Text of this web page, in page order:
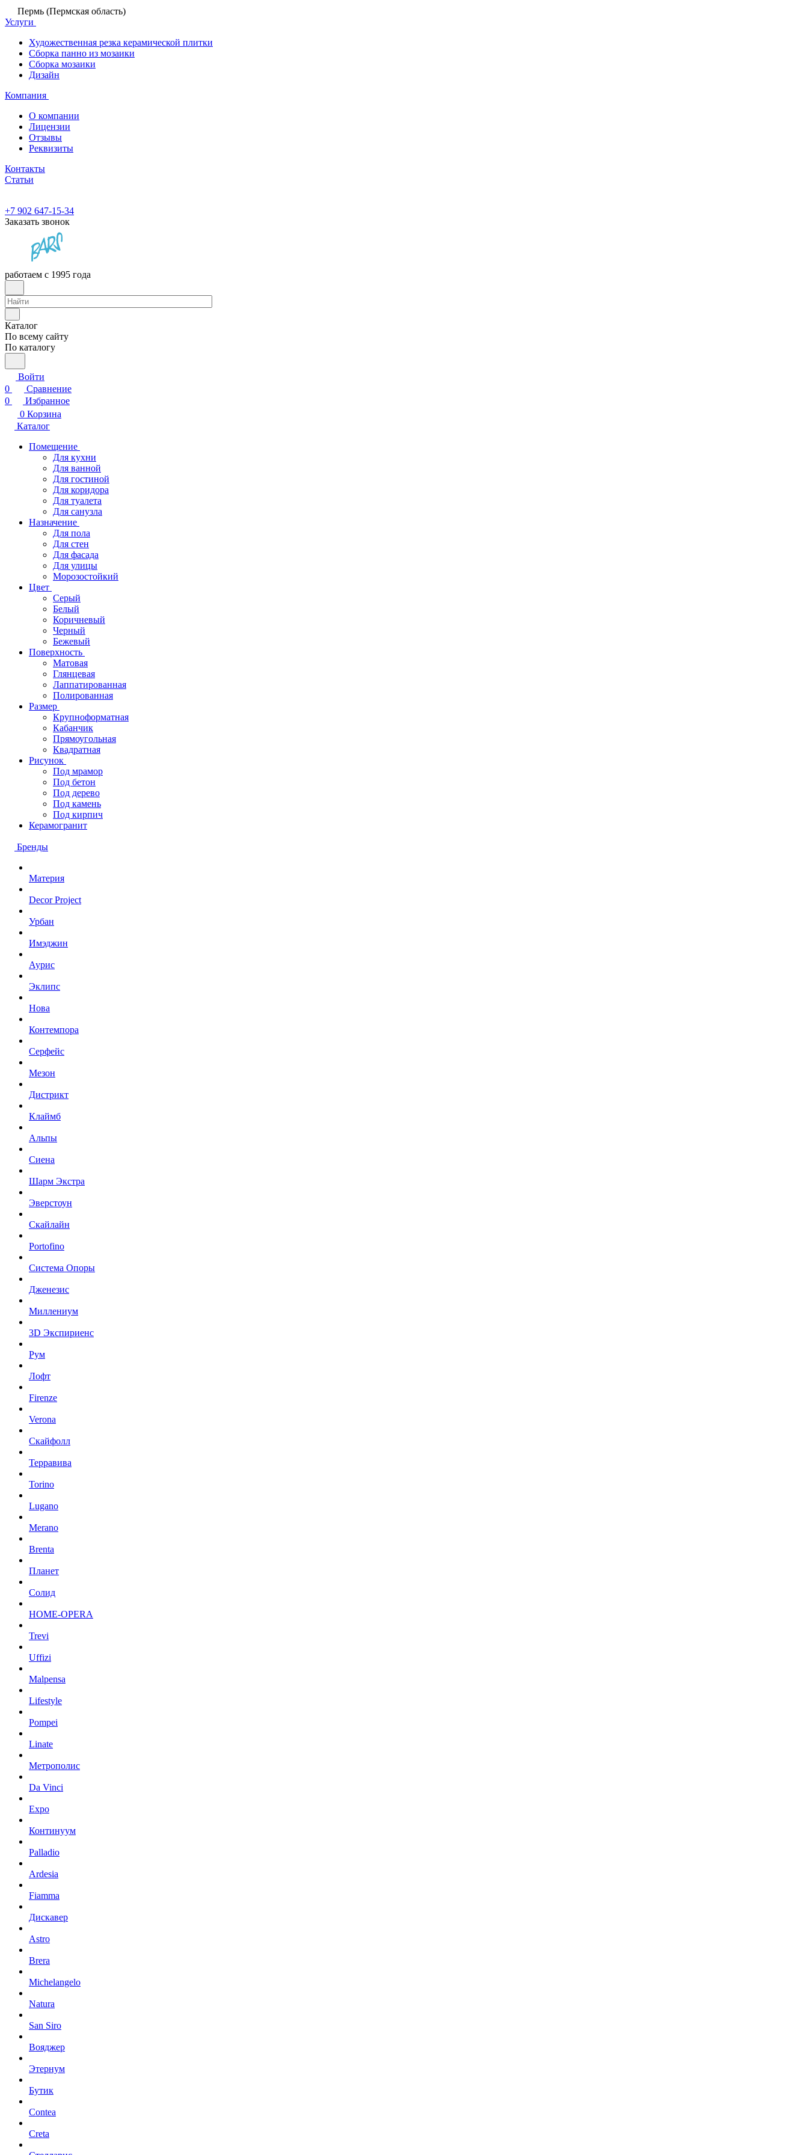
Пермь (Пермская область)
Услуги
Художественная резка керамической плитки
Сборка панно из мозаики
Сборка мозаики
Дизайн
Компания
О компании
Лицензии
Отзывы
Реквизиты
Контакты
Статьи
+7 902 647-15-34
Заказать звонок
работаем с 1995 года
Каталог
По всему сайту
По каталогу
Войти
0
Сравнение
0
Избранное
0 Корзина
Каталог
Помещение
Для кухни
Для ванной
Для гостиной
Для коридора
Для туалета
Для санузла
Назначение
Для пола
Для стен
Для фасада
Для улицы
Морозостойкий
Цвет
Серый
Белый
Коричневый
Черный
Бежевый
Поверхность
Матовая
Глянцевая
Лаппатированная
Полированная
Размер
Крупноформатная
Кабанчик
Прямоугольная
Квадратная
Рисунок
Под мрамор
Под бетон
Под дерево
Под камень
Под кирпич
Керамогранит
Бренды
Материя
Decor Project
Урбан
Имэджин
Аурис
Эклипс
Нова
Контемпора
Серфейс
Мезон
Дистрикт
Клаймб
Альпы
Сиена
Шарм Экстра
Эверстоун
Скайлайн
Portofino
Система Опоры
Дженезис
Миллениум
3D Экспириенс
Рум
Лофт
Firenze
Verona
Скайфолл
Терравива
Torino
Lugano
Merano
Brenta
Планет
Солид
HOME-OPERA
Trevi
Uffizi
Malpensa
Lifestyle
Pompei
Linate
Метрополис
Da Vinci
Expo
Континуум
Palladio
Ardesia
Fiamma
Дискавер
Astro
Brera
Michelangelo
Natura
San Siro
Вояджер
Этернум
Бутик
Contea
Creta